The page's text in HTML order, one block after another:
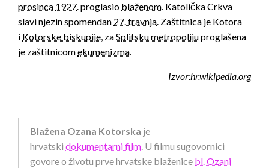
prosinca 1927. proglasio blaženom. Katolička Crkva
slavi njezin spomendan 27. travnja. Zaštitnica je Kotora
i Kotorske biskupije, zaSplitsku metropolijuproglašena
je zaštitnicomekumenizma.
Izvor:hr.wikipedia.org
Blažena Ozana Kotorska je
hrvatski dokumentarni film. U filmu sugovornici
govore o životu prve hrvatske blaženice bl. Ozani